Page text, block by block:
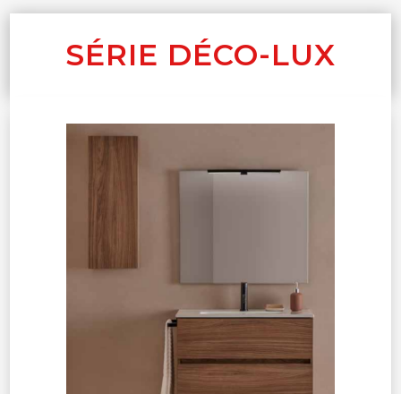
SÉRIE DÉCO-LUX